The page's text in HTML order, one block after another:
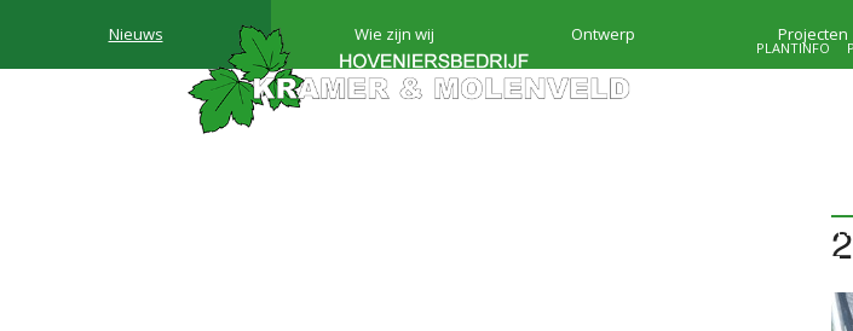
KRAMER &
PLANTINFO
Nieuws Wie zijn wij Ontwerp Projecten